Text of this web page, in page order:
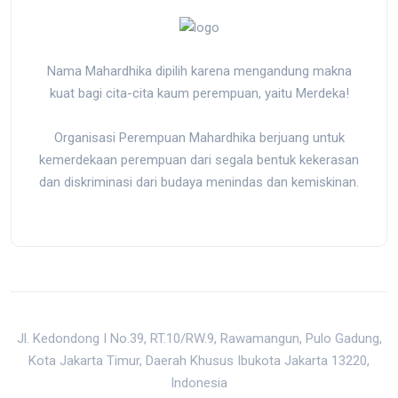
Nama Mahardhika dipilih karena mengandung makna
kuat bagi cita-cita kaum perempuan, yaitu Merdeka!
Organisasi Perempuan Mahardhika berjuang untuk
kemerdekaan perempuan dari segala bentuk kekerasan
dan diskriminasi dari budaya menindas dan kemiskinan.
Jl. Kedondong I No.39, RT.10/RW.9, Rawamangun, Pulo Gadung,
Kota Jakarta Timur, Daerah Khusus Ibukota Jakarta 13220,
Indonesia